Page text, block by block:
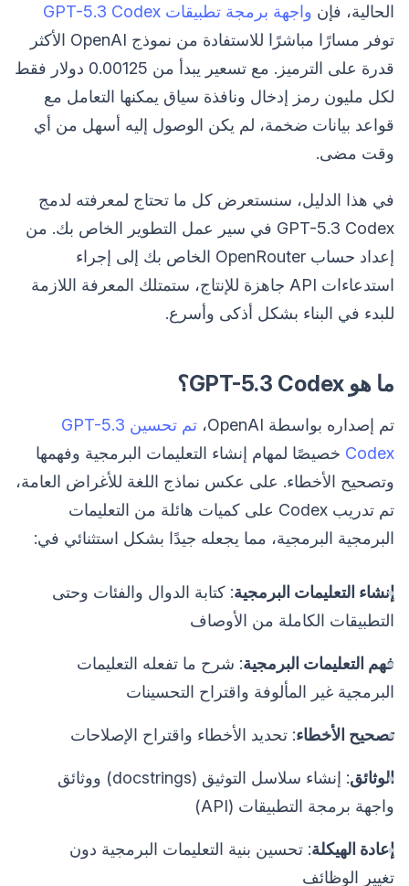
الحالية، فإن واجهة برمجة تطبيقات GPT-5.3 Codex
توفر مسارًا مباشرًا للاستفادة من نموذج OpenAI الأكثر
قدرة على الترميز. مع تسعير يبدأ من 0.00125 دولار فقط
لكل مليون رمز إدخال ونافذة سياق يمكنها التعامل مع
قواعد بيانات ضخمة، لم يكن الوصول إليه أسهل من أي
وقت مضى.
في هذا الدليل، سنستعرض كل ما تحتاج لمعرفته لدمج
GPT-5.3 Codex في سير عمل التطوير الخاص بك. من
إعداد حساب OpenRouter الخاص بك إلى إجراء
استدعاءات API جاهزة للإنتاج، ستمتلك المعرفة اللازمة
للبدء في البناء بشكل أذكى وأسرع.
ما هو GPT-5.3 Codex؟
تم إصداره بواسطة OpenAI،
تم تحسين GPT-5.3
Codex خصيصًا لمهام إنشاء التعليمات البرمجية وفهمها
وتصحيح الأخطاء. على عكس نماذج اللغة للأغراض العامة،
تم تدريب Codex على كميات هائلة من التعليمات
البرمجية البرمجية، مما يجعله جيدًا بشكل استثنائي في:
إنشاء التعليمات البرمجية: كتابة الدوال والفئات وحتى
التطبيقات الكاملة من الأوصاف
فهم التعليمات البرمجية: شرح ما تفعله التعليمات
البرمجية غير المألوفة واقتراح التحسينات
تصحيح الأخطاء: تحديد الأخطاء واقتراح الإصلاحات
الوثائق
: إنشاء سلاسل التوثيق (docstrings) ووثائق
واجهة برمجة التطبيقات (API)
إعادة الهيكلة: تحسين بنية التعليمات البرمجية دون
تغيير الوظائف